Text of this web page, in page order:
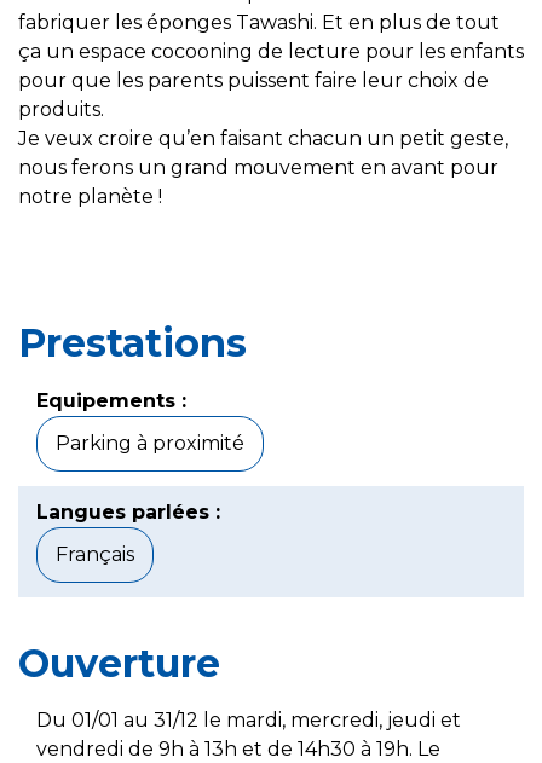
fabriquer les éponges Tawashi. Et en plus de tout
ça un espace cocooning de lecture pour les enfants
pour que les parents puissent faire leur choix de
produits.
Je veux croire qu’en faisant chacun un petit geste,
nous ferons un grand mouvement en avant pour
notre planète !
Prestations
Equipements :
Parking à proximité
Langues parlées :
Français
Ouverture
Du 01/01 au 31/12 le mardi, mercredi, jeudi et
vendredi de 9h à 13h et de 14h30 à 19h. Le